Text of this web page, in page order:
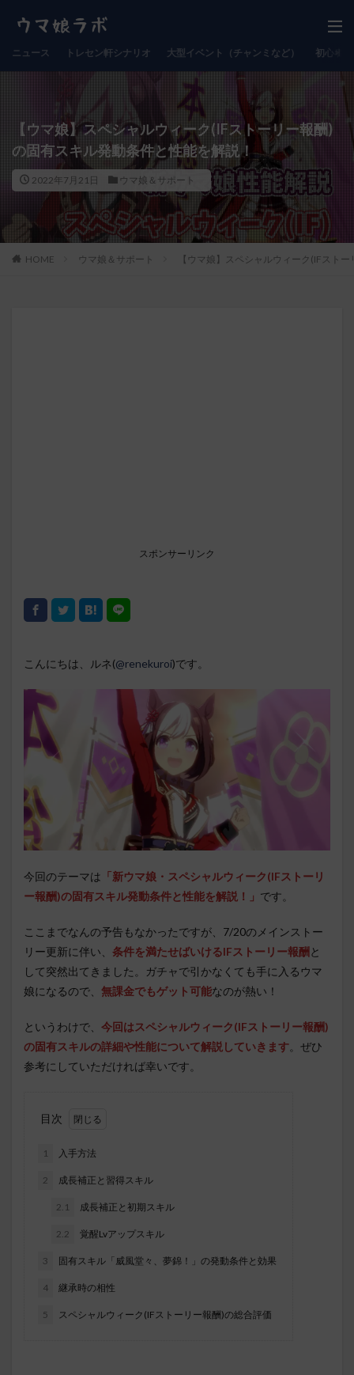
ニュース トレセン軒シナリオ 大型イベント（チャンミなど） 初心者
【ウマ娘】スペシャルウィーク(IFストーリー報酬)
の固有スキル発動条件と性能を解説！
2022年7月21日 ウマ娘＆サポート
HOME ウマ娘＆サポート 【ウマ娘】スペシャルウィーク(IFスト
スポンサーリンク
こんにちは、ルネ(@renekuroi)です。
今回のテーマは 「新ウマ娘・ スペシャルウィーク(IFストーリ
ー報酬)の固有スキル発動条件と性能を解説！」 です。
ここまでなんの予告もなかったですが、7/20のメインストー
リー更新に伴い、 条件を満たせばいけるIFストーリー報酬 と
して突然出てきました。ガチャで引かなくても手に入るウマ
娘になるので、 無課金でもゲット可能なのが熱い！
というわけで、 今回はスペシャルウィーク(IFストーリー報酬)
の固有スキルの詳細や性能について解説していきます。ぜひ
参考にしていただければ幸いです。
目次
1 入手方法
2 成長補正と習得スキル
2.1 成長補正と初期スキル
2.2 覚醒Lvアップスキル
3 固有スキル「威風堂々、夢錦！」の発動条件と効果
4 継承時の相性
5 スペシャルウィーク(IFストーリー報酬)の総合評価